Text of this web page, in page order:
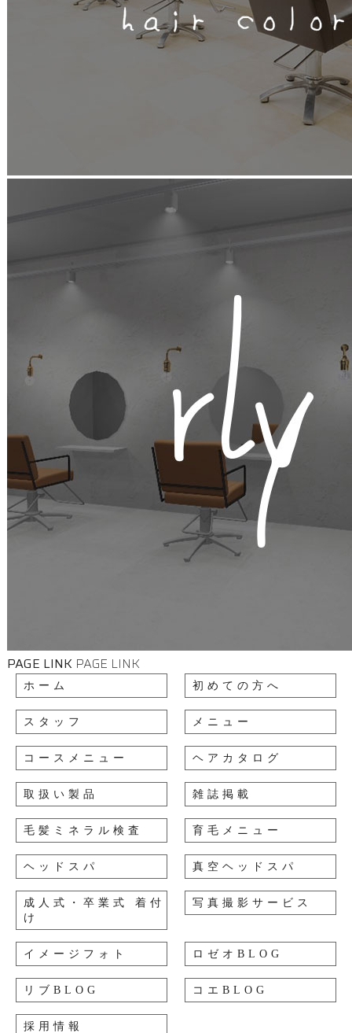
PAGE LINK PAGE LINK
ホーム 初めての方へ
スタッフ メニュー
コースメニュー ヘアカタログ
取扱い製品 雑誌掲載
毛髪ミネラル検査 育毛メニュー
ヘッドスパ 真空ヘッドスパ
成人式・卒業式 着付
け
写真撮影サービス
イメージフォト ロゼオBLOG
リブBLOG コエBLOG
採用情報